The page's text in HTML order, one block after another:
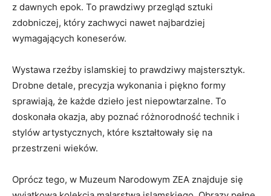
z dawnych epok. To prawdziwy przegląd sztuki
zdobniczej, który zachwyci ‌nawet ⁤najbardziej‍
wymagających koneserów.
Wystawa rzeźby islamskiej to prawdziwy majstersztyk.
Drobne​ detale, precyzja wykonania i ‌piękno formy
sprawiają, że każde dzieło jest niepowtarzalne. To
doskonała okazja, aby poznać różnorodność technik i
stylów artystycznych, ⁤które kształtowały się na
przestrzeni⁢ wieków.
Oprócz tego, w​ Muzeum Narodowym ZEA ​znajduje ⁣się